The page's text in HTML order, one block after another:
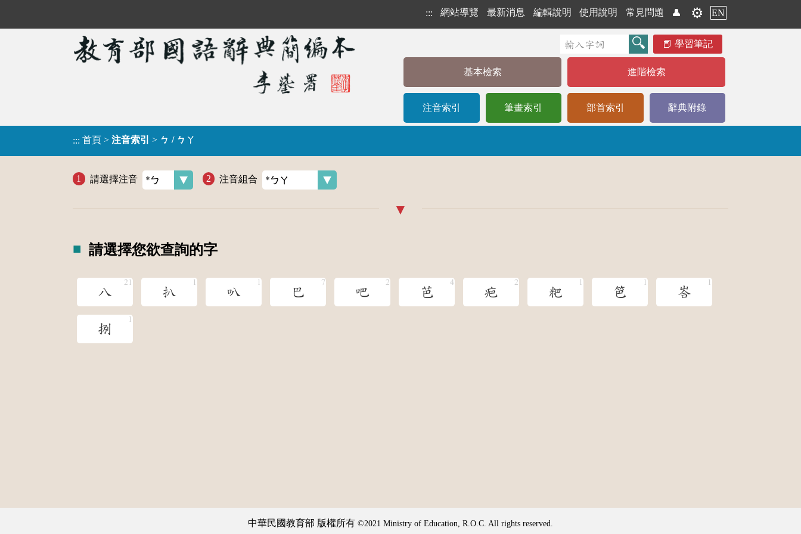
::: 網站導覽 最新消息 編輯說明 使用說明 常見問題 👤 ⚙️ EN
學習筆記
基本檢索 進階檢索
注音索引 筆畫索引 部首索引 辭典附錄
::: 首頁 > 注音索引 > ㄅ / ㄅㄚ
請選擇注音 注音組合
請選擇您欲查詢的字
八 扒 叭 巴 吧 芭 疤 粑 笆 峇
捌
中華民國教育部 版權所有 ©2021 Ministry of Education, R.O.C. All rights reserved.